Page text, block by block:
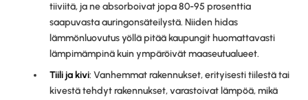
tiiviitä, ja ne absorboivat jopa 80-95 prosenttia
saapuvasta auringonsäteilystä. Niiden hidas
lämmönluovutus yöllä pitää kaupungit huomattavasti
lämpimämpinä kuin ympäröivät maaseutualueet.
Tiili ja kivi: Vanhemmat rakennukset, erityisesti tiilestä tai
kivestä tehdyt rakennukset, varastoivat lämpöä, mikä